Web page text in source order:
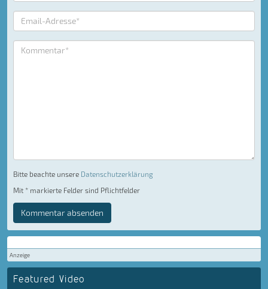
Bitte beachte unsere Datenschutzerklärung
Mit * markierte Felder sind Pflichtfelder
Kommentar absenden
Anzeige
Featured Video